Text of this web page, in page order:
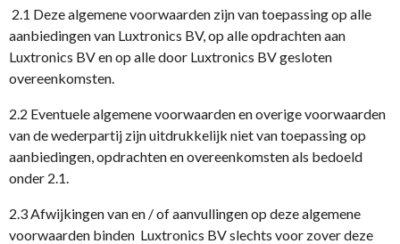
2.1 Deze algemene voorwaarden zijn van toepassing op alle
aanbiedingen van Luxtronics BV, op alle opdrachten aan
Luxtronics BV en op alle door Luxtronics BV gesloten
overeenkomsten.
2.2 Eventuele algemene voorwaarden en overige voorwaarden
van de wederpartij zijn uitdrukkelijk niet van toepassing op
aanbiedingen, opdrachten en overeenkomsten als bedoeld
onder 2.1.
2.3 Afwijkingen van en / of aanvullingen op deze algemene
voorwaarden binden Luxtronics BV slechts voor zover deze